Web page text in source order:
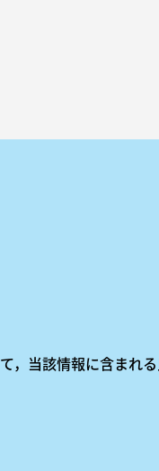
，当該情報に含まれ